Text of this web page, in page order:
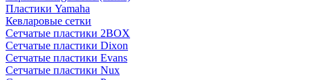
Пластики Yamaha
Кевларовые сетки
Сетчатые пластики 2BOX
Сетчатые пластики Dixon
Сетчатые пластики Evans
Сетчатые пластики Nux